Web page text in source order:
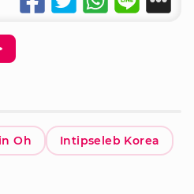
Oh Intipseleb Korea